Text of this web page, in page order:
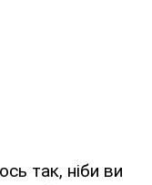
так, ніби ви